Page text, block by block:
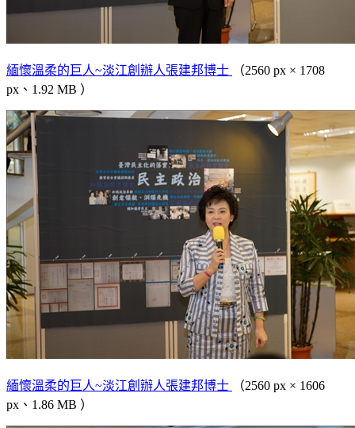
緬懷溫柔的巨人~淡江創辦人張建邦博士
（2560 px × 1708
px、1.92 MB ）
緬懷溫柔的巨人~淡江創辦人張建邦博士
（2560 px × 1606
px、1.86 MB ）